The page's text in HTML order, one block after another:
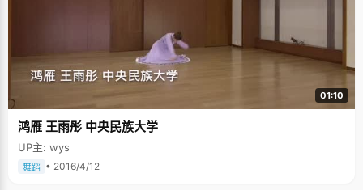
01:10
鸿雁 王雨彤 中央民族大学
UP主: wys
舞蹈 • 2016/4/12